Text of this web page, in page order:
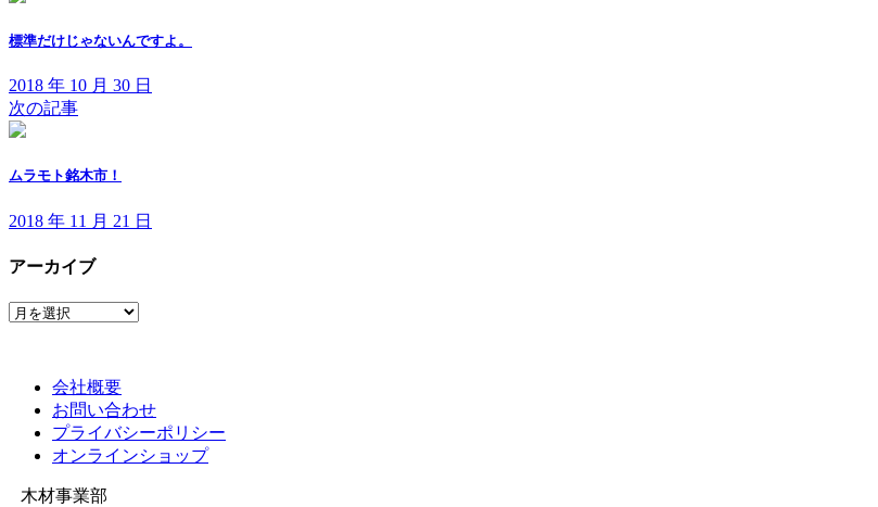
標準だけじゃないんですよ。
2018 年 10 月 30 日
次の記事
ムラモト銘木市！
2018 年 11 月 21 日
アーカイブ
ア
会社概要
お問い合わせ
プライバシーポリシー
オンラインショップ
木材事業部